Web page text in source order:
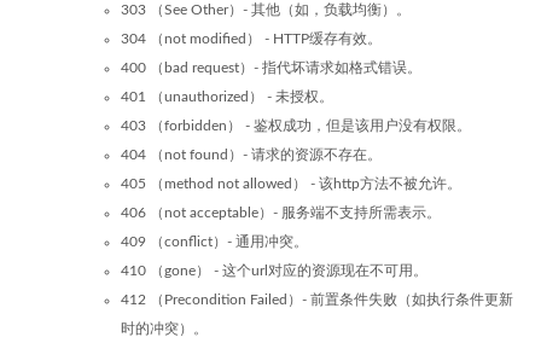
303 （See Other）- 其他（如，负载均衡）。
304 （not modified） - HTTP缓存有效。
400 （bad request）- 指代坏请求如格式错误。
401 （unauthorized） - 未授权。
403 （forbidden） - 鉴权成功，但是该用户没有权限。
404 （not found）- 请求的资源不存在。
405 （method not allowed） - 该http方法不被允许。
406 （not acceptable）- 服务端不支持所需表示。
409 （conflict）- 通用冲突。
410 （gone） - 这个url对应的资源现在不可用。
412 （Precondition Failed）- 前置条件失败（如执行条件更新
时的冲突）。